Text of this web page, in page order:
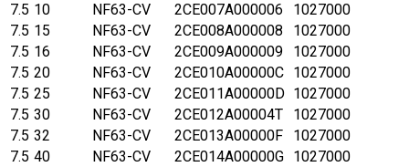
7.5 10 NF63-CV 2CE007A000006
1027000
7.5 15 NF63-CV 2CE008A000008
1027000
7.5 16 NF63-CV 2CE009A000009
1027000
7.5 20 NF63-CV 2CE010A00000C 1027000
7.5 25 NF63-CV 2CE011A00000D 1027000
7.5 30 NF63-CV 2CE012A00004T
1027000
7.5 32 NF63-CV 2CE013A00000F
1027000
7.5 40 NF63-CV 2CE014A00000G 1027000